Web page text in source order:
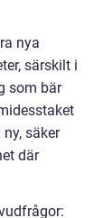
nya
särskilt i
som bär
säker
där